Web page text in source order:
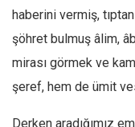
haberini vermiş,
şöhret bulmuş âlim,
mirası görmek ve
şeref, hem de ümit
Derken aradığımız